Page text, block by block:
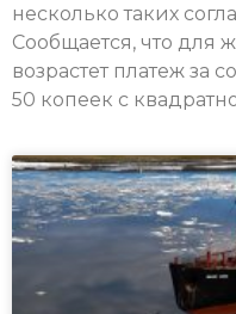
несколько таких
Сообщается, что для
возрастет платеж за
50 копеек с